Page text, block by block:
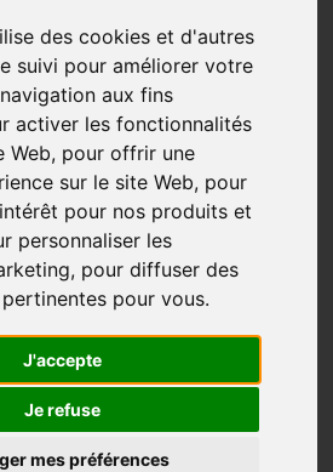
des cookies et d'autres
suivi pour améliorer votre
aux fins
activer les fonctionnalités
Web, pour offrir une
sur le site Web, pour
pour nos produits et
personnaliser les
, pour diffuser des
pour vous.
J'accepte
Je refuse
mes préférences
des gens authentiques !
: je souhaite œuvrer avec des
personnes prêtes à atteindre
déterminées à vivre la
de leur vie. Collaborer avec des
à évoluer et à consacrer leurs
de leurs rêves inspirés d’une
positive et motivante.